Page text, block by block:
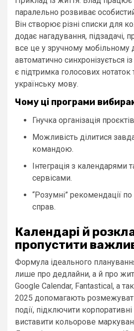
паралельно розвиває
Він створює різні списки для
додає нагадування, підзадачі,
все це у зручному мобільному
автоматично синхронізується
є підтримка голосових нотаток
українську мову.
Чому ці програми
Гнучка організація
Можливість ділитися
командою.
Інтеграція з календарями
сервісами.
“Розумні” рекомендації по
справ.
Календарі й
пропустити
Формула ідеального
лише про дедлайни, а й про
Google Calendar, Fantastical, а
2025 допомагають
події, підключити
виставити кольорове